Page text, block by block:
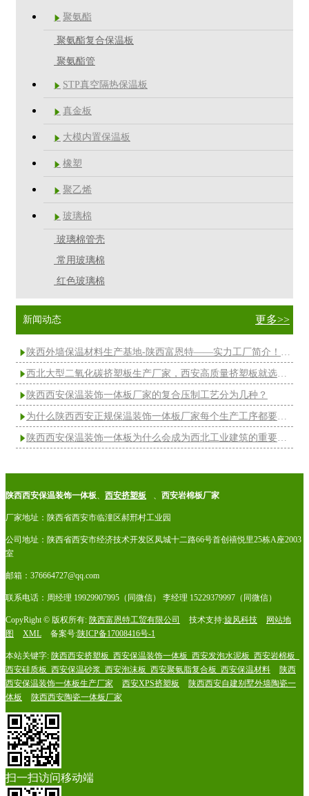
 聚氨酯
聚氨酯复合保温板
聚氨酯管
 STP真空隔热保温板
 真金板
 大模内置保温板
 橡塑
 聚乙烯
 玻璃棉
玻璃棉管壳
常用玻璃棉
红色玻璃棉
更多>>
新闻动态
 陕西外墙保温材料生产基地-陕西富恩特——实力工厂简介！（工厂拳头产品：陕西西安保温装饰一体板、挤塑板）
 西北大型二氧化碳挤塑板生产厂家，西安高质量挤塑板就选陕西富恩特
 陕西西安保温装饰一体板厂家的复合压制工艺分为几种？
 ​为什么陕西西安正规保温装饰一体板厂家每个生产工序都要进行定时抽检？
 陕西西安保温装饰一体板为什么会成为西北工业建筑的重要外墙选择？
陕西西安保温装饰一体板、 西安挤塑板 、 西安岩棉板厂家
厂家地址：陕西省西安市临潼区郝邢村工业园
公司地址：陕西省西安市经济技术开发区凤城十二路66号首创禧悦里25栋A座2003
室
邮箱：376664727@qq.com
联系电话：周经理 19929907995（同微信） 李经理 15229379997（同微信）
CopyRight © 版权所有: 陕西富恩特工贸有限公司 技术支持:旋风科技
网站地
图
XML 备案号:陕ICP备17008416号-1
本站关键字: 陕西西安挤塑板_西安保温装饰一体板_西安发泡水泥板_西安岩棉板_
西安硅质板_西安保温砂浆_西安泡沫板_西安聚氨脂复合板_西安保温材料
陕西
西安保温装饰一体板生产厂家
西安XPS挤塑板
陕西西安自建别墅外墙陶瓷一
体板
陕西西安陶瓷一体板厂家
扫一扫访问移动端